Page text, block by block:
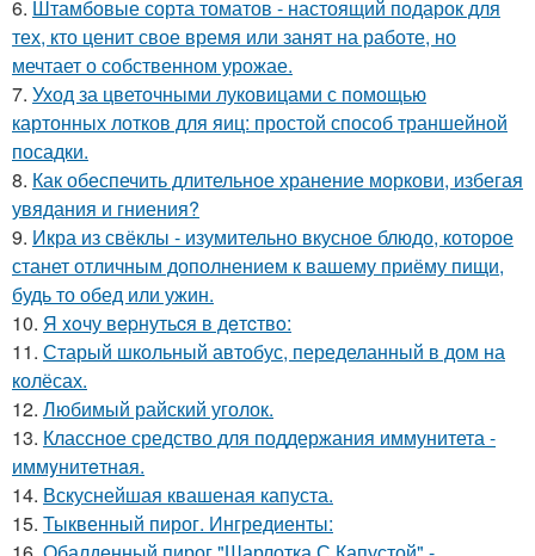
6. Штамбовые сорта томатов - настоящий подарок для
тех, кто ценит свое время или занят на работе, но
мечтает о собственном урожае.
7. Уход за цветочными луковицами с помощью
картонных лотков для яиц: простой способ траншейной
посадки.
8. Как обеспечить длительное хранение моркови, избегая
увядания и гниения?
9. Икра из свёклы - изумительно вкусное блюдо, которое
станет отличным дополнением к вашему приёму пищи,
будь то обед или ужин.
10. Я xoчу вepнутьcя в дeтcтвo:
11. Старый школьный автобус, переделанный в дом на
колёсах.
12. Любимый райский уголок.
13. Классное средство для поддержания иммунитета -
иммyнитeтнaя.
14. Вскуснейшая квашеная капуста.
15. Тыквенный пирог. Ингредиенты: